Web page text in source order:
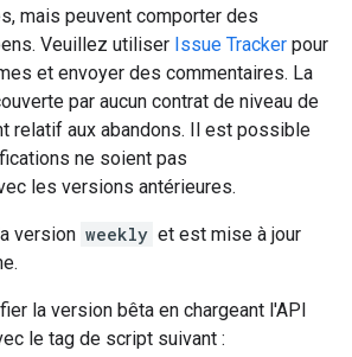
mais peuvent comporter des
Veuillez utiliser Issue Tracker pour
et envoyer des commentaires. La
par aucun contrat de niveau de
relatif aux abandons. Il est possible
ne soient pas
les versions antérieures.
version weekly et est mise à jour
la version bêta en chargeant l'API
le tag de script suivant :